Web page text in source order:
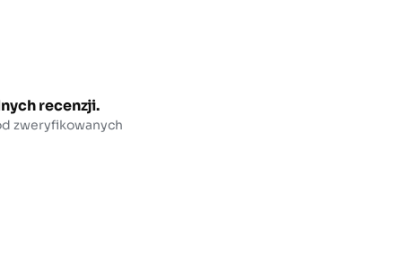
recenzji.
zweryfikowanych